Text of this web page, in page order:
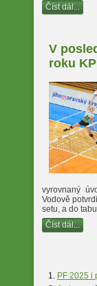
Číst dál...
V
roku
vyrovnaný
Vodově
setu, a do
Číst dál...
PF 2025 i